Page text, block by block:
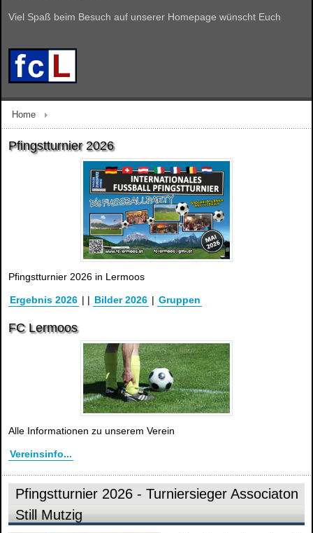
Viel Spaß beim Besuch auf unserer Homepage wünscht Euch
Home
Pfingstturnier 2026
Pfingstturnier 2026 in Lermoos
Ergebnis 2026 | | Bilder 2026 | Gruppen
FC Lermoos
Alle Informationen zu unserem Verein
Vereinsinfo...
Pfingstturnier 2026 - Turniersieger Associaton
Still Mutzig